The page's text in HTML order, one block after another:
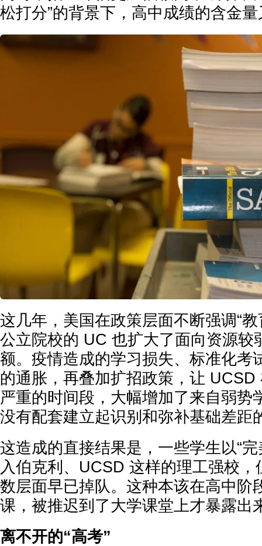
松打分”的背景下，高中成绩的含金
这几年，美国在政策层面不断强调“
公立院校的 UC 也扩大了面向资源较
额。疫情造成的学习损失、标准化考
的通胀，再叠加扩招政策，让 UCSD
严重的时间段，大幅增加了来自弱势
没有配套建立起识别和弥补基础差距
这造成的直接结果是，一些学生以“
入伯克利、UCSD 这样的理工强校
数层面早已掉队。这种本该在高中阶
课，被推迟到了大学课堂上才暴露出
离不开的“高考”